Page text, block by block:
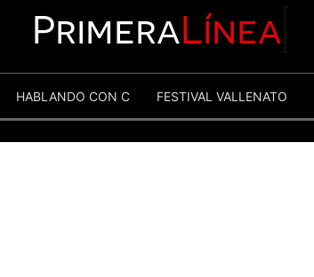
PrimeraLínea
HABLANDO CON C FESTIVAL VALLENATO